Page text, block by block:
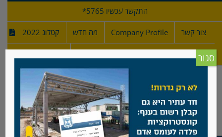
התקשר עכשיו 5765*
צור קשר Company Profile מה חדש קטלוג 2022
סגור